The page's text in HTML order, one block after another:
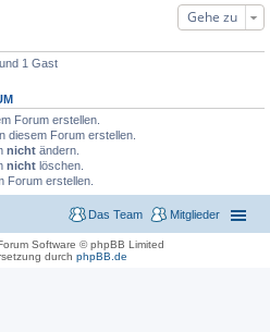
Gehe zu
1 Gast
Forum erstellen.
diesem Forum erstellen.
nicht ändern.
nicht löschen.
Forum erstellen.
Mitglieder
Das Team
Software © phpBB Limited
durch phpBB.de